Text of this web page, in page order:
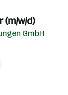
(m/w/d)
GmbH